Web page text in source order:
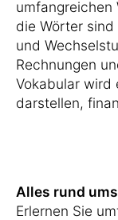
umfangreichen
die Wörter
und
Rechnungen
Vokabular wird
darstellen,
Alles rund
Erlernen Sie